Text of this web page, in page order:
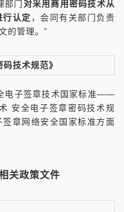
部门 对采用商用密码技术从
行认定 ，会同有关部门负责
的管理。”
技术规范》
电子签章技术国家标准——
安全电子签章密码技术规
章网络安全国家标准方面
关政策文件